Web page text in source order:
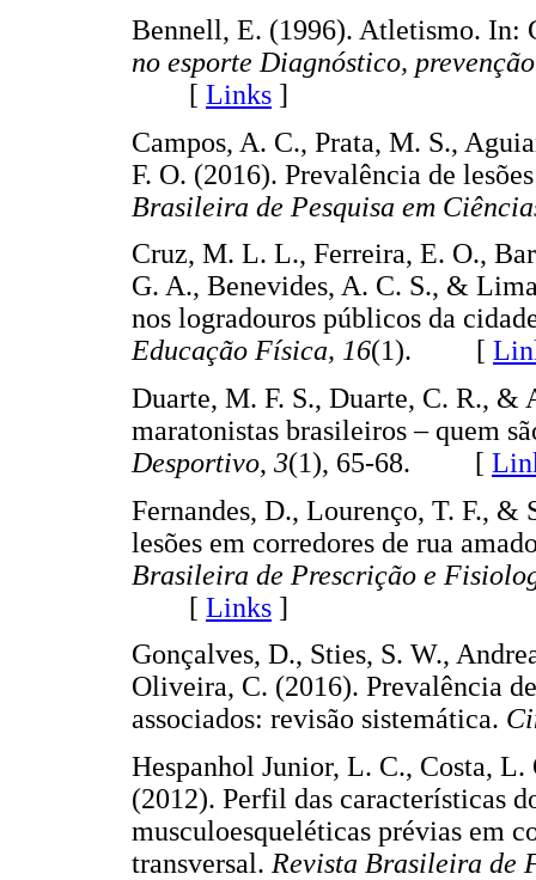
Bennell, E. (1996). Atletismo. In:
no esporte Diagnóstico,
[ Links ]
Campos, A. C., Prata, M. S.,
F. O. (2016). Prevalência de
Brasileira de Pesquisa em
Cruz, M. L. L., Ferreira, E. O.,
G. A., Benevides, A. C. S., &
nos logradouros públicos da
Educação Física, 16(1). [
Duarte, M. F. S., Duarte, C. R., &
maratonistas brasileiros – quem
Desportivo, 3(1), 65-68. [
Fernandes, D., Lourenço, T. F., &
lesões em corredores de rua
Brasileira de Prescrição e
[ Links ]
Gonçalves, D., Sties, S. W.,
Oliveira, C. (2016). Prevalência
associados: revisão sistemática.
Hespanhol Junior, L. C., Costa,
(2012). Perfil das características
musculoesqueléticas prévias em
transversal. Revista Brasileira de